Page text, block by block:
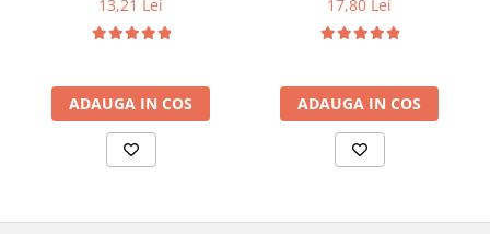
Struguri, 50 ml, Dr. Soleil
13,21 Lei
ADAUGA IN COS
17,80 Lei
ADAUGA IN COS